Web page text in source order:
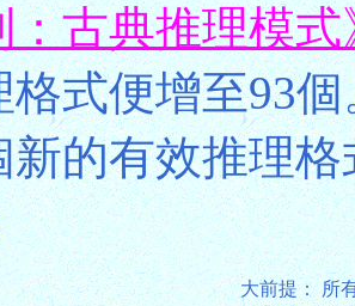
：古典推理模式
格式便增至93
新的有效推理
大前提： 所